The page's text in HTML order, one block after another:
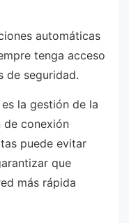
automáticas
tenga acceso
de seguridad.
la gestión de la
de conexión
puede evitar
que
más rápida